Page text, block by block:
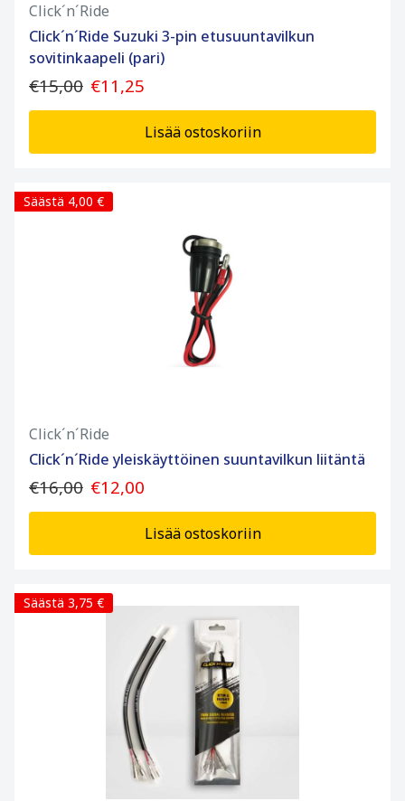
Click´n´Ride
Click´n´Ride Suzuki 3-pin etusuuntavilkun
sovitinkaapeli (pari)
€15,00 €11,25
Lisää ostoskoriin
Säästä 4,00 €
Click´n´Ride
Click´n´Ride yleiskäyttöinen suuntavilkun liitäntä
€16,00 €12,00
Lisää ostoskoriin
Säästä 3,75 €